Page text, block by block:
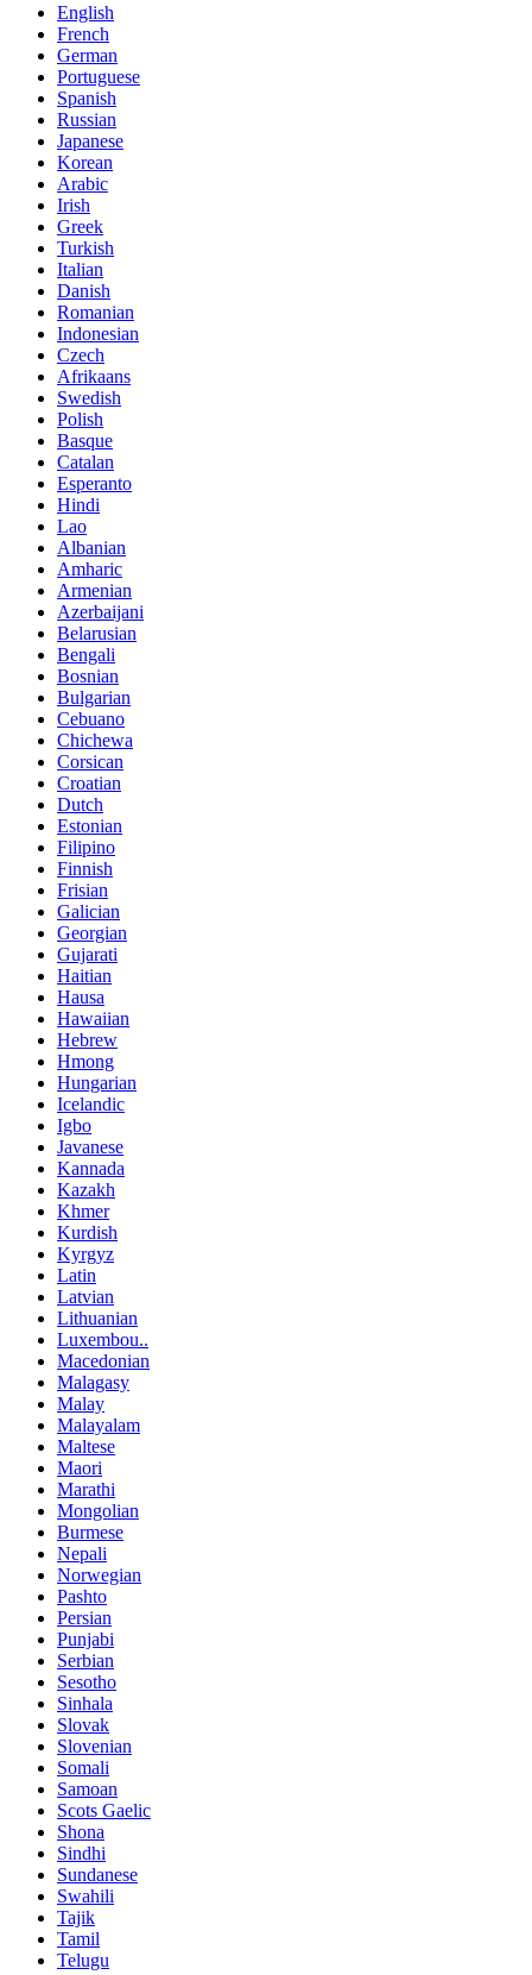
English
French
German
Portuguese
Spanish
Russian
Japanese
Korean
Arabic
Irish
Greek
Turkish
Italian
Danish
Romanian
Indonesian
Czech
Afrikaans
Swedish
Polish
Basque
Catalan
Esperanto
Hindi
Lao
Albanian
Amharic
Armenian
Azerbaijani
Belarusian
Bengali
Bosnian
Bulgarian
Cebuano
Chichewa
Corsican
Croatian
Dutch
Estonian
Filipino
Finnish
Frisian
Galician
Georgian
Gujarati
Haitian
Hausa
Hawaiian
Hebrew
Hmong
Hungarian
Icelandic
Igbo
Javanese
Kannada
Kazakh
Khmer
Kurdish
Kyrgyz
Latin
Latvian
Lithuanian
Luxembou..
Macedonian
Malagasy
Malay
Malayalam
Maltese
Maori
Marathi
Mongolian
Burmese
Nepali
Norwegian
Pashto
Persian
Punjabi
Serbian
Sesotho
Sinhala
Slovak
Slovenian
Somali
Samoan
Scots Gaelic
Shona
Sindhi
Sundanese
Swahili
Tajik
Tamil
Telugu